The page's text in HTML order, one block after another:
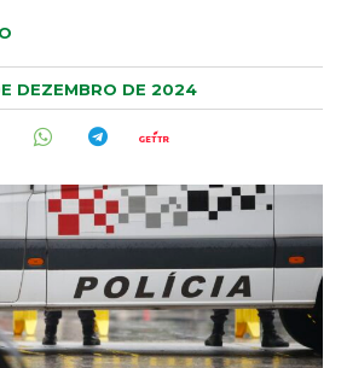
DEZEMBRO DE 2024